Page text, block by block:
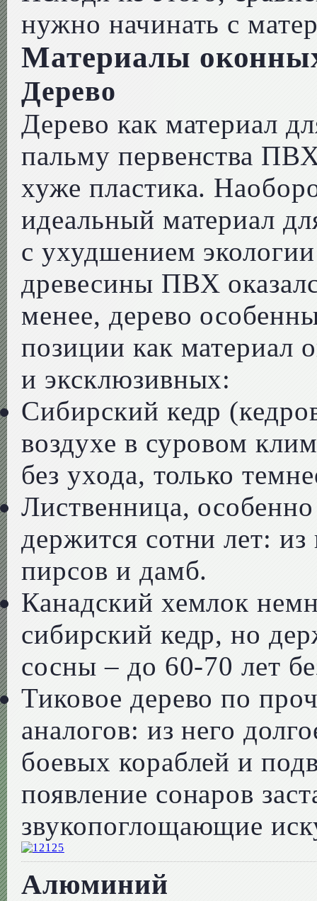
нужно начинать с
Материалы
Дерево
Дерево как материал
пальму первенства
хуже пластика.
идеальный материал
с ухудшением
древесины ПВХ
менее, дерево
позиции как материал
и эксклюзивных:
Сибирский кедр
воздухе в суровом
без ухода, только
Лиственница,
держится сотни лет: из
пирсов и дамб.
Канадский хемлок
сибирский кедр, но
сосны – до 60-70 лет
Тиковое дерево по
аналогов: из него
боевых кораблей и
появление сонаров
звукопоглощающие
Алюминий